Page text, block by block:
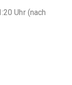
Uhr (nach